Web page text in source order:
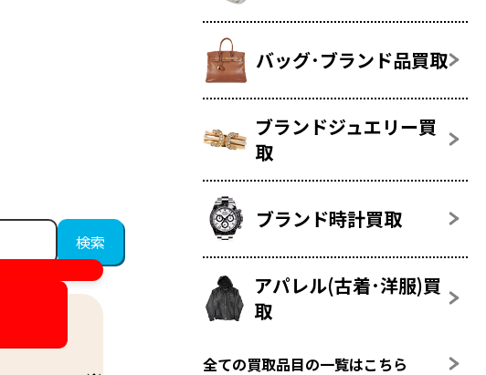
バッグ･ブランド品買取
ブランドジュエリー買
取
ブランド時計買取
アパレル(古着･洋服)買
取
全ての買取品目の一覧はこちら